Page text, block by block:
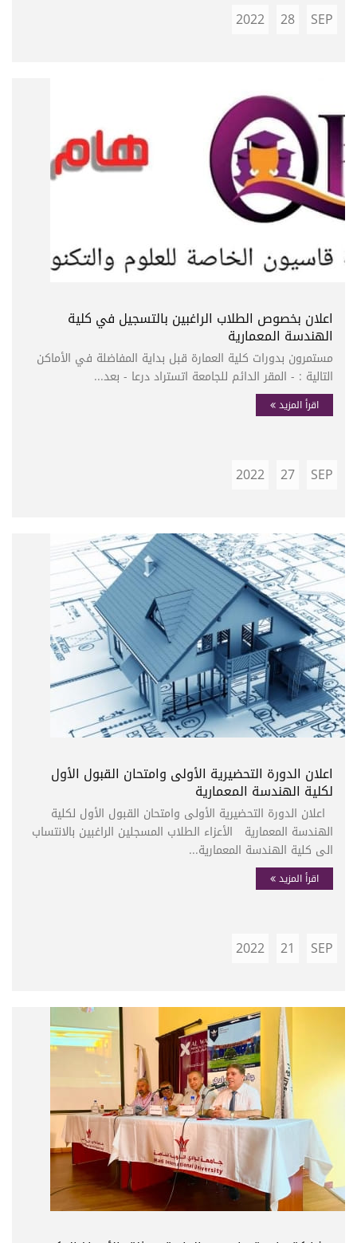
SEP
28
2022
اعلان بخصوص الطلاب الراغبين بالتسجيل في كلية
الهندسة المعمارية
مستمرون بدورات كلية العمارة قبل بداية المفاضلة في الأماكن
التالية : - المقر الدائم للجامعة اتستراد درعا - بعد...
اقرأ المزيد
SEP
27
2022
اعلان الدورة التحضيرية الأولى وامتحان القبول الأول
لكلية الهندسة المعمارية
اعلان الدورة التحضيرية الأولى وامتحان القبول الأول لكلية
الهندسة المعمارية الأعزاء الطلاب المسجلين الراغبين بالانتساب
الى كلية الهندسة المعمارية...
اقرأ المزيد
SEP
21
2022